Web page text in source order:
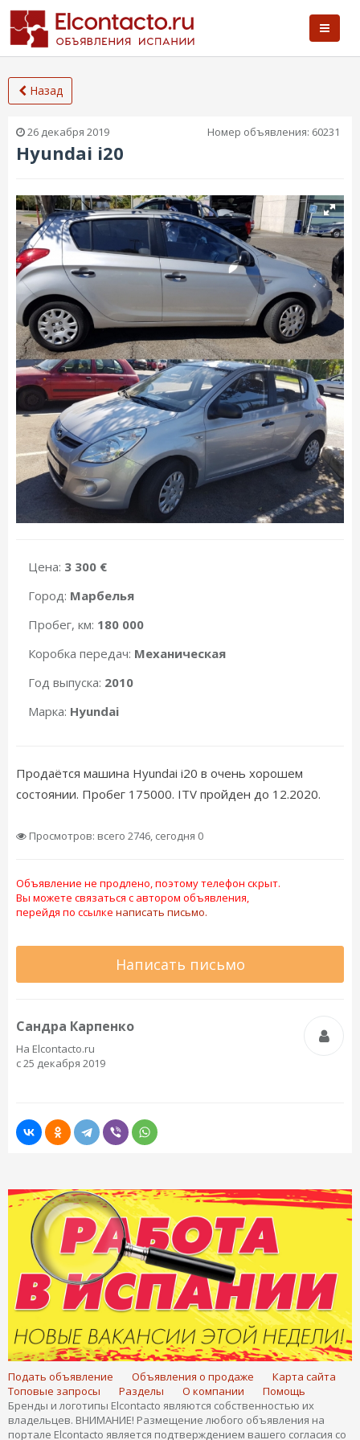
Назад
26 декабря 2019 Номер объявления: 60231
Hyundai i20
Цена: 3 300 €
Город: Марбелья
Пробег, км: 180 000
Коробка передач: Механическая
Год выпуска: 2010
Марка: Hyundai
Продаётся машина Hyundai i20 в очень хорошем
состоянии. Пробег 175000. ITV пройден до 12.2020.
Просмотров: всего 2746, сегодня 0
Объявление не продлено, поэтому телефон скрыт.
Вы можете связаться с автором объявления,
перейдя по ссылке написать письмо.
Написать письмо
Сандра Карпенко
На Elcontacto.ru
с 25 декабря 2019
Подать объявление Объявления о продаже
Карта сайта
Топовые запросы
Разделы О компании
Помощь
Бренды и логотипы Elcontacto являются собственностью их
владельцев. ВНИМАНИЕ! Размещение любого объявления на
портале Elcontacto является подтверждением вашего согласия со